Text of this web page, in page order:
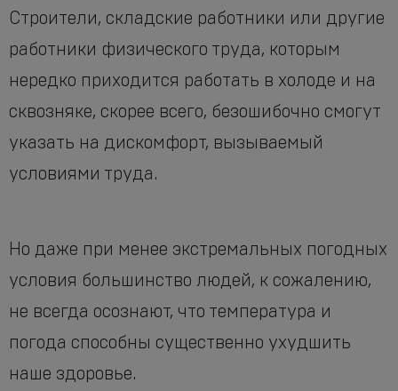
Строители, складские работники или другие
работники физического труда, которым
нередко приходится работать в холоде и на
сквозняке, скорее всего, безошибочно смогут
указать на дискомфорт, вызываемый
условиями труда.
Но даже при менее экстремальных погодных
условия большинство людей, к сожалению,
не всегда осознают, что температура и
погода способны существенно ухудшить
наше здоровье.